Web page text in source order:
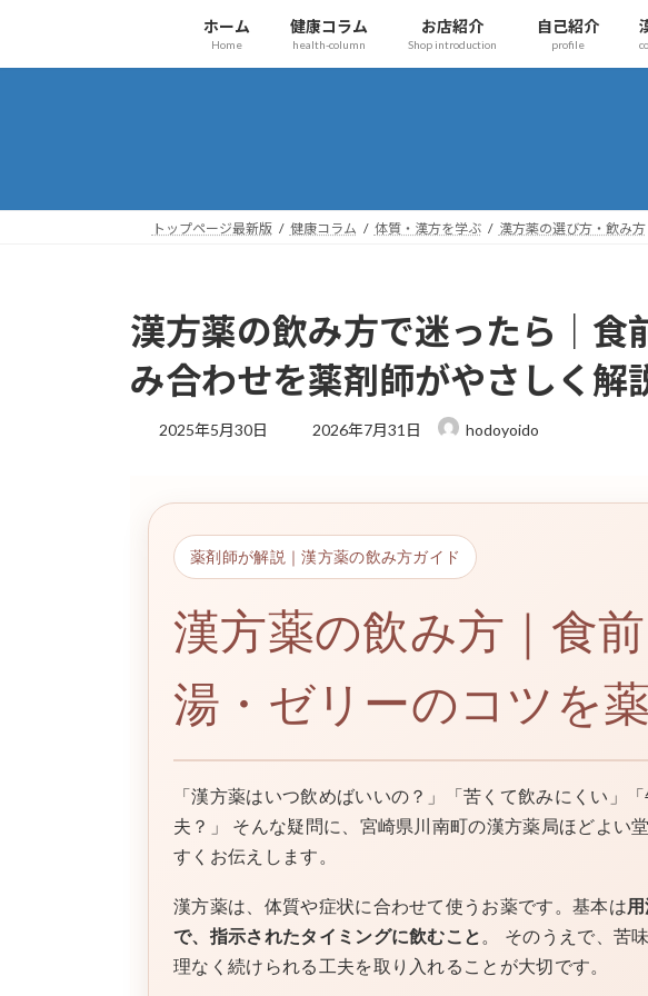
テ
ゲ
ホーム
Home
健康コラム
health-column
お店紹介
Shop introduction
自己紹介
profile
トップページ最新版 健康コラム 体質・漢方を学ぶ 漢方薬の選び方・飲み方
漢方薬の飲み方で迷ったら｜食
み合わせを薬剤師がやさしく解
2025年5月30日
最
時
:
2026年7月31日 hodoyoido
薬剤師が解説｜漢方薬の飲み方ガイド
漢方薬の飲み方｜食
湯・ゼリーのコツを
「漢方薬はいつ飲めばいいの？」「苦くて飲みにくい」
夫？」 そんな疑問に、宮崎県川南町の漢方薬局ほどよい
すくお伝えします。
漢方薬は、体質や症状に合わせて使うお薬です。基本は
で、指示されたタイミングに飲むこと 。 そのうえで、苦
理なく続けられる工夫を取り入れることが大切です。